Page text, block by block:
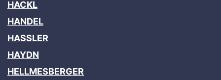
HACKL
HANDEL
HASSLER
HAYDN
HELLMESBERGER